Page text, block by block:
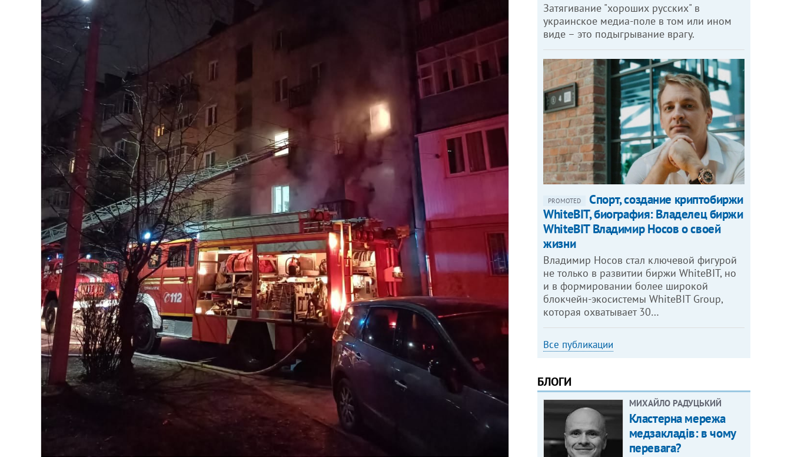
Затягивание "хороших русских" в
украинское медиа-поле в том или ином
виде – это подыгрывание врагу.
PROMOTED
Спорт, создание криптобиржи
WhiteBIT, биография: Владелец биржи
WhiteBIT Владимир Носов о своей
жизни
Владимир Носов стал ключевой фигурой
не только в развитии биржи WhiteBIT, но
и в формировании более широкой
блокчейн-экосистемы WhiteBIT Group,
которая охватывает 30…
Все публикации
БЛОГИ
МИХАЙЛО РАДУЦЬКИЙ
Кластерна мережа
медзакладів: в чому
перевага?